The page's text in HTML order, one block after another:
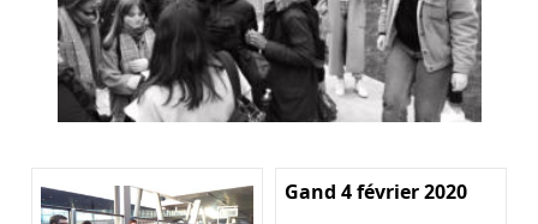
Gand 4 février 2020